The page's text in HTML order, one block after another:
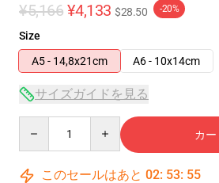
¥5,166 ¥4,133 $28.50 -20%
Size
A5 - 14,8x21cm
A6 - 10x14cm
サイズガイドを見る
カ
このセールはあと 02: 53: 55